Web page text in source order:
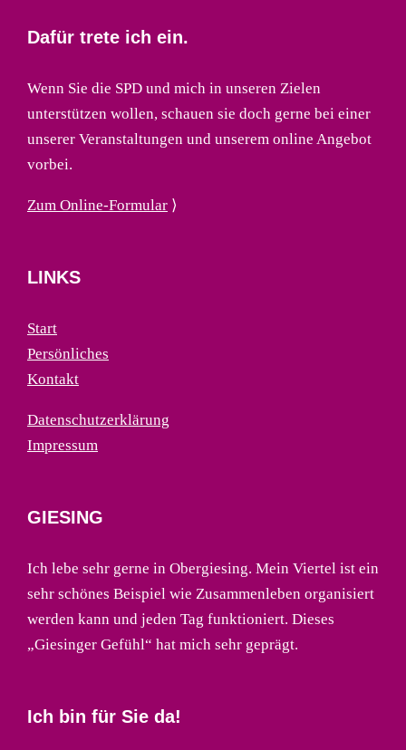
Dafür trete ich ein.
Wenn Sie die SPD und mich in unseren Zielen
unterstützen wollen, schauen sie doch gerne bei einer
unserer Veranstaltungen und unserem online Angebot
vorbei.
Zum Online-Formular ⟩
LINKS
Start
Persönliches
Kontakt
Datenschutzerklärung
Impressum
GIESING
Ich lebe sehr gerne in Obergiesing. Mein Viertel ist ein
sehr schönes Beispiel wie Zusammenleben organisiert
werden kann und jeden Tag funktioniert. Dieses
„Giesinger Gefühl“ hat mich sehr geprägt.
Ich bin für Sie da!